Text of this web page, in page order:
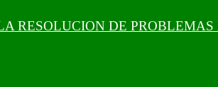
RESOLUCION DE